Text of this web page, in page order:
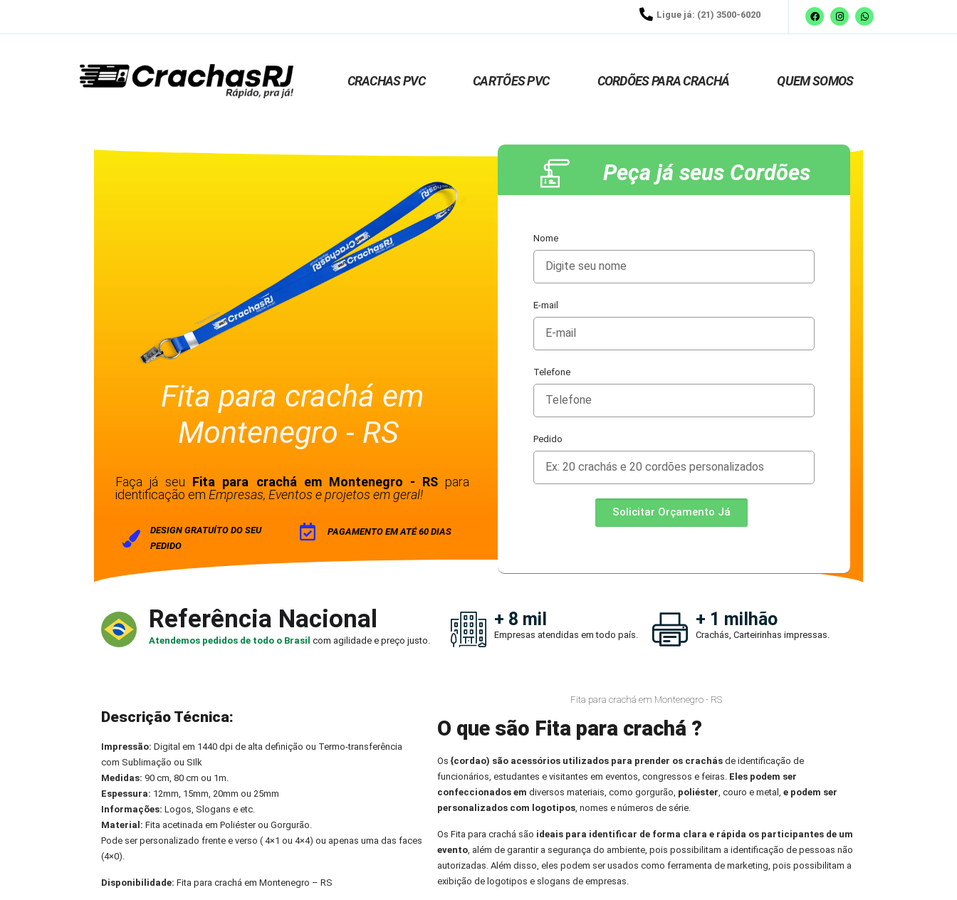
Ligue já: (21) 3500-6020
CRACHAS PVC CARTÕES PVC CORDÕES PARA CRACHÁ QUEM SOMOS
Fita para crachá em
Montenegro - RS
Faça já seu Fita para crachá em Montenegro - RSpara
identificação emEmpresas, Eventos e projetos em geral!
DESIGN GRATUÍTO DO SEU
PEDIDO
PAGAMENTO EM ATÉ 60 DIAS
Peça já seus Cordões
Nome
E-mail
Telefone
Pedido
Solicitar Orçamento Já
Referência Nacional
Atendemos pedidos de todo o Brasilcom agilidade e preço justo.
+ 8 mil
Empresas atendidas em todo país.
+ 1 milhão
Crachás, Carteirinhas impressas.
Descrição Técnica:
Impressão: Digital em 1440 dpi de alta definição ou Termo-transferência
com Sublimação ou SIlk
Medidas: 90 cm, 80 cm ou 1m.
Espessura: 12mm, 15mm, 20mm ou 25mm
Informações:Logos, Slogans e etc.
Material: Fita acetinada em Poliéster ou Gorgurão.
Pode ser personalizado frente e verso ( 4×1 ou 4×4) ou apenas uma das faces
(4×0).
Disponibilidade:Fita para crachá em Montenegro – RS
Fita para crachá em Montenegro - RS
O que são Fita para crachá ?
Os {cordao) são acessórios utilizados para prender os crachásde identificação de
funcionários, estudantes e visitantes em eventos, congressos e feiras. Eles podem ser
confeccionados em diversos materiais, como gorgurão, poliéster, couro e metal, e podem ser
personalizados com logotipos, nomes e números de série.
Os Fita para crachá são ideais para identificar de forma clara e rápida os participantes de um
evento, além de garantir a segurança do ambiente, pois possibilitam a identificação de pessoas não
autorizadas. Além disso, eles podem ser usados como ferramenta de marketing, pois possibilitam a
exibição de logotipos e slogans de empresas.